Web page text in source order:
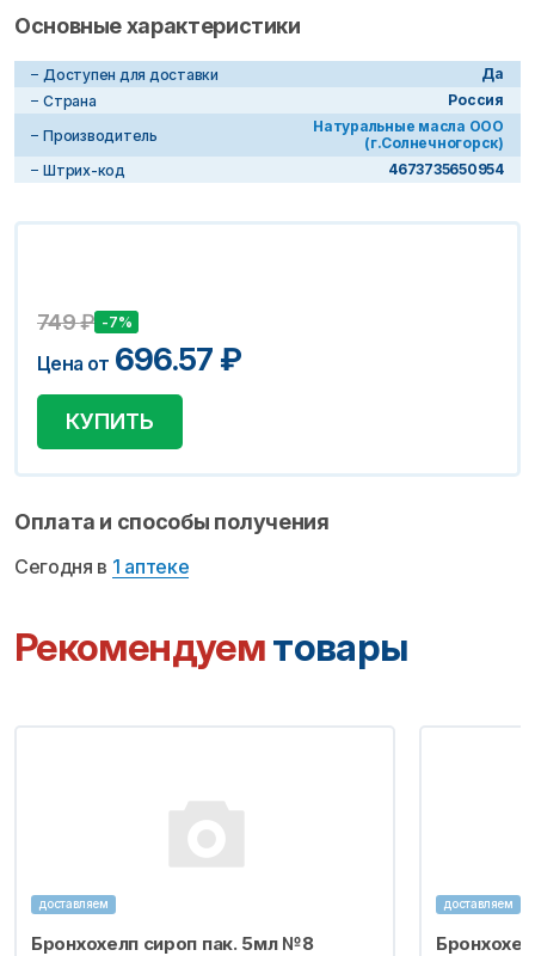
Основные характеристики
Доступен для доставки
Да
Страна
Россия
Производитель
Натуральные масла ООО
(г.Солнечногорск)
Штрих-код
4673735650954
749₽ -7%
Цена от 696.57 ₽
КУПИТЬ
Оплата и способы получения
Сегодня в 1 аптеке
Рекомендуемтовары
доставляем
Бронхохелп сироп пак. 5мл №8
доставляем